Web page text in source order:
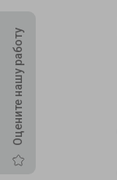
Оцените нашу работу